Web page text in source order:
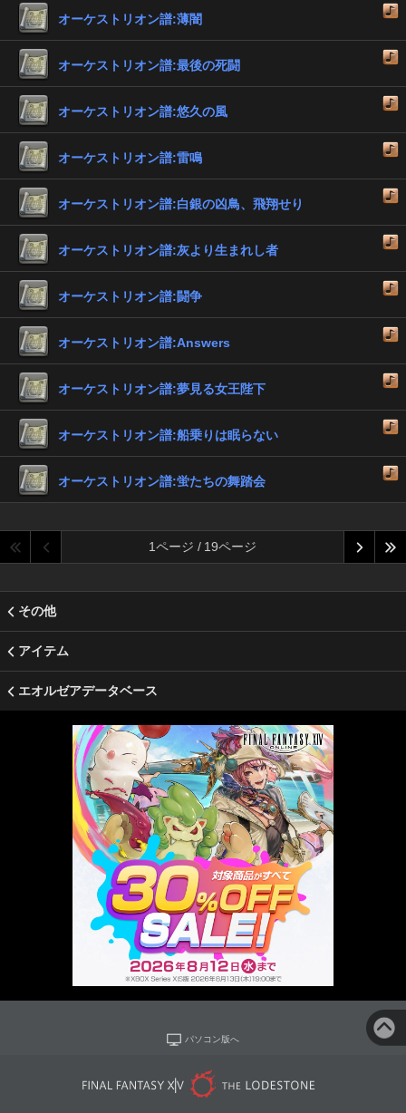
オーケストリオン譜:薄闇
オーケストリオン譜:最後の死闘
オーケストリオン譜:悠久の風
オーケストリオン譜:雷鳴
オーケストリオン譜:白銀の凶鳥、飛翔せり
オーケストリオン譜:灰より生まれし者
オーケストリオン譜:闘争
オーケストリオン譜:Answers
オーケストリオン譜:夢見る女王陛下
オーケストリオン譜:船乗りは眠らない
オーケストリオン譜:蛍たちの舞踏会
1ページ / 19ページ
その他
アイテム
エオルゼアデータベース
パソコン版へ